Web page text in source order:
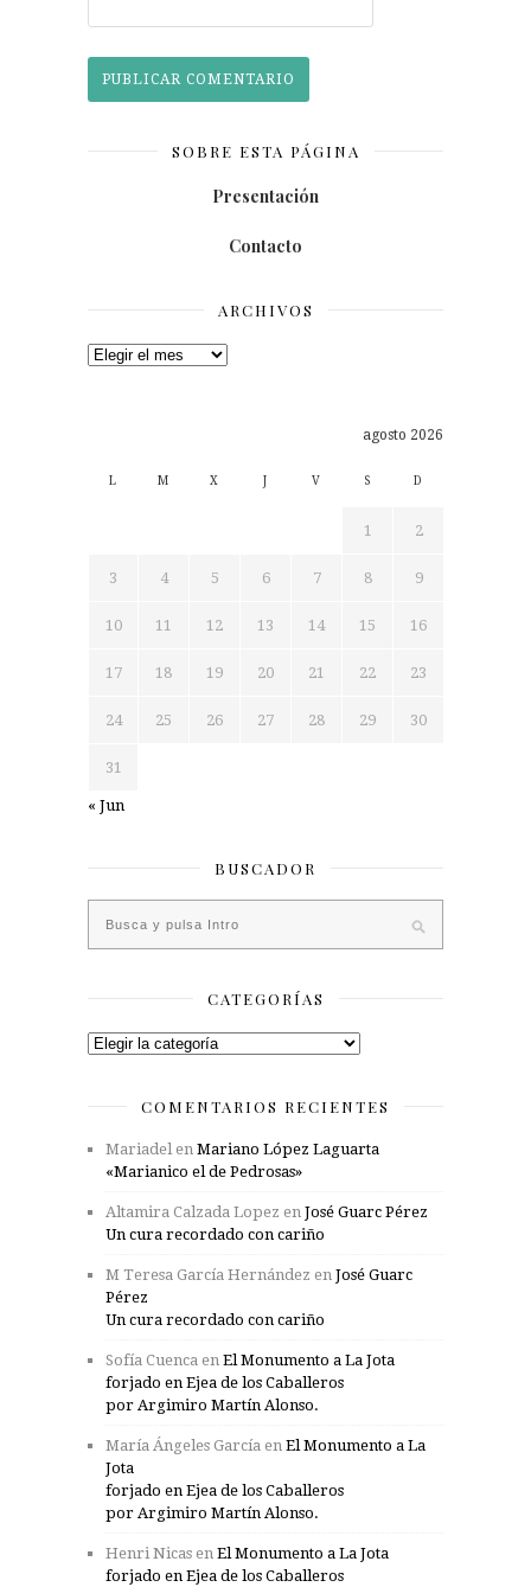
SOBRE ESTA PÁGINA
Presentación
Contacto
ARCHIVOS
Archivos
agosto 2026
L M X J V S D
1 2
3 4 5 6 7 8 9
10 11 12 13 14 15 16
17 18 19 20 21 22 23
24 25 26 27 28 29 30
31
« Jun
BUSCADOR
CATEGORÍAS
Categorías
COMENTARIOS RECIENTES
Mariadel en Mariano López Laguarta
«Marianico el de Pedrosas»
Altamira Calzada Lopez en José Guarc Pérez
Un cura recordado con cariño
M Teresa García Hernández en José Guarc
Pérez
Un cura recordado con cariño
Sofía Cuenca en El Monumento a La Jota
forjado en Ejea de los Caballeros
por Argimiro Martín Alonso.
María Ángeles García en El Monumento a La
Jota
forjado en Ejea de los Caballeros
por Argimiro Martín Alonso.
Henri Nicas en El Monumento a La Jota
forjado en Ejea de los Caballeros